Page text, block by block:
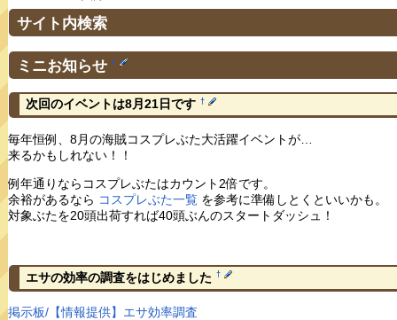
サイト内検索
ミニお知らせ †
次回のイベントは8月21日です †
毎年恒例、8月の海賊コスプレぶた大活躍イベントが…
来るかもしれない！！
例年通りならコスプレぶたはカウント2倍です。
余裕があるなら コスプレぶた一覧を参考に準備しとくといいかも。
対象ぶたを20頭出荷すれば40頭ぶんのスタートダッシュ！
エサの効率の調査をはじめました †
掲示板/【情報提供】エサ効率調査